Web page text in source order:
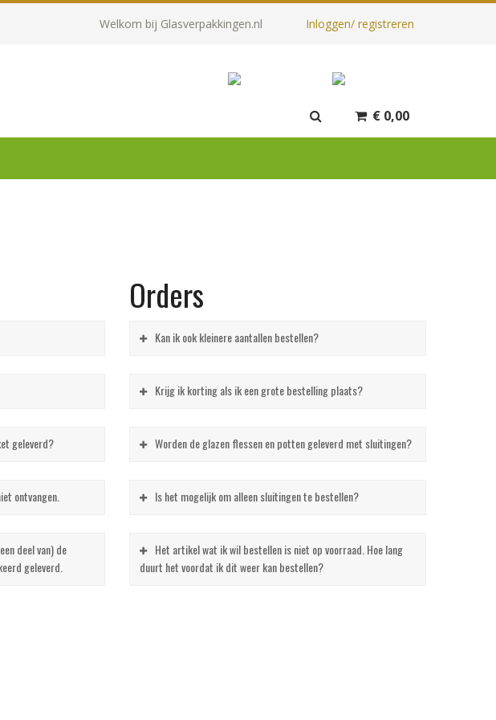
Welkom bij Glasverpakkingen.nl Inloggen/ registreren
€ 0,00
geleverd?
ontvangen.
deel van) de
geleverd.
Orders
Kan ik ook kleinere aantallen bestellen?
Krijg ik korting als ik een grote bestelling plaats?
Worden de glazen flessen en potten geleverd met sluitingen?
Is het mogelijk om alleen sluitingen te bestellen?
Het artikel wat ik wil bestellen is niet op voorraad. Hoe lang
duurt het voordat ik dit weer kan bestellen?